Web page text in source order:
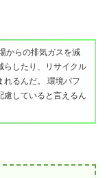
からの排気ガスを減
らしたり、リサイクル
れるんだ。 環境パフ
慮していると言えるん